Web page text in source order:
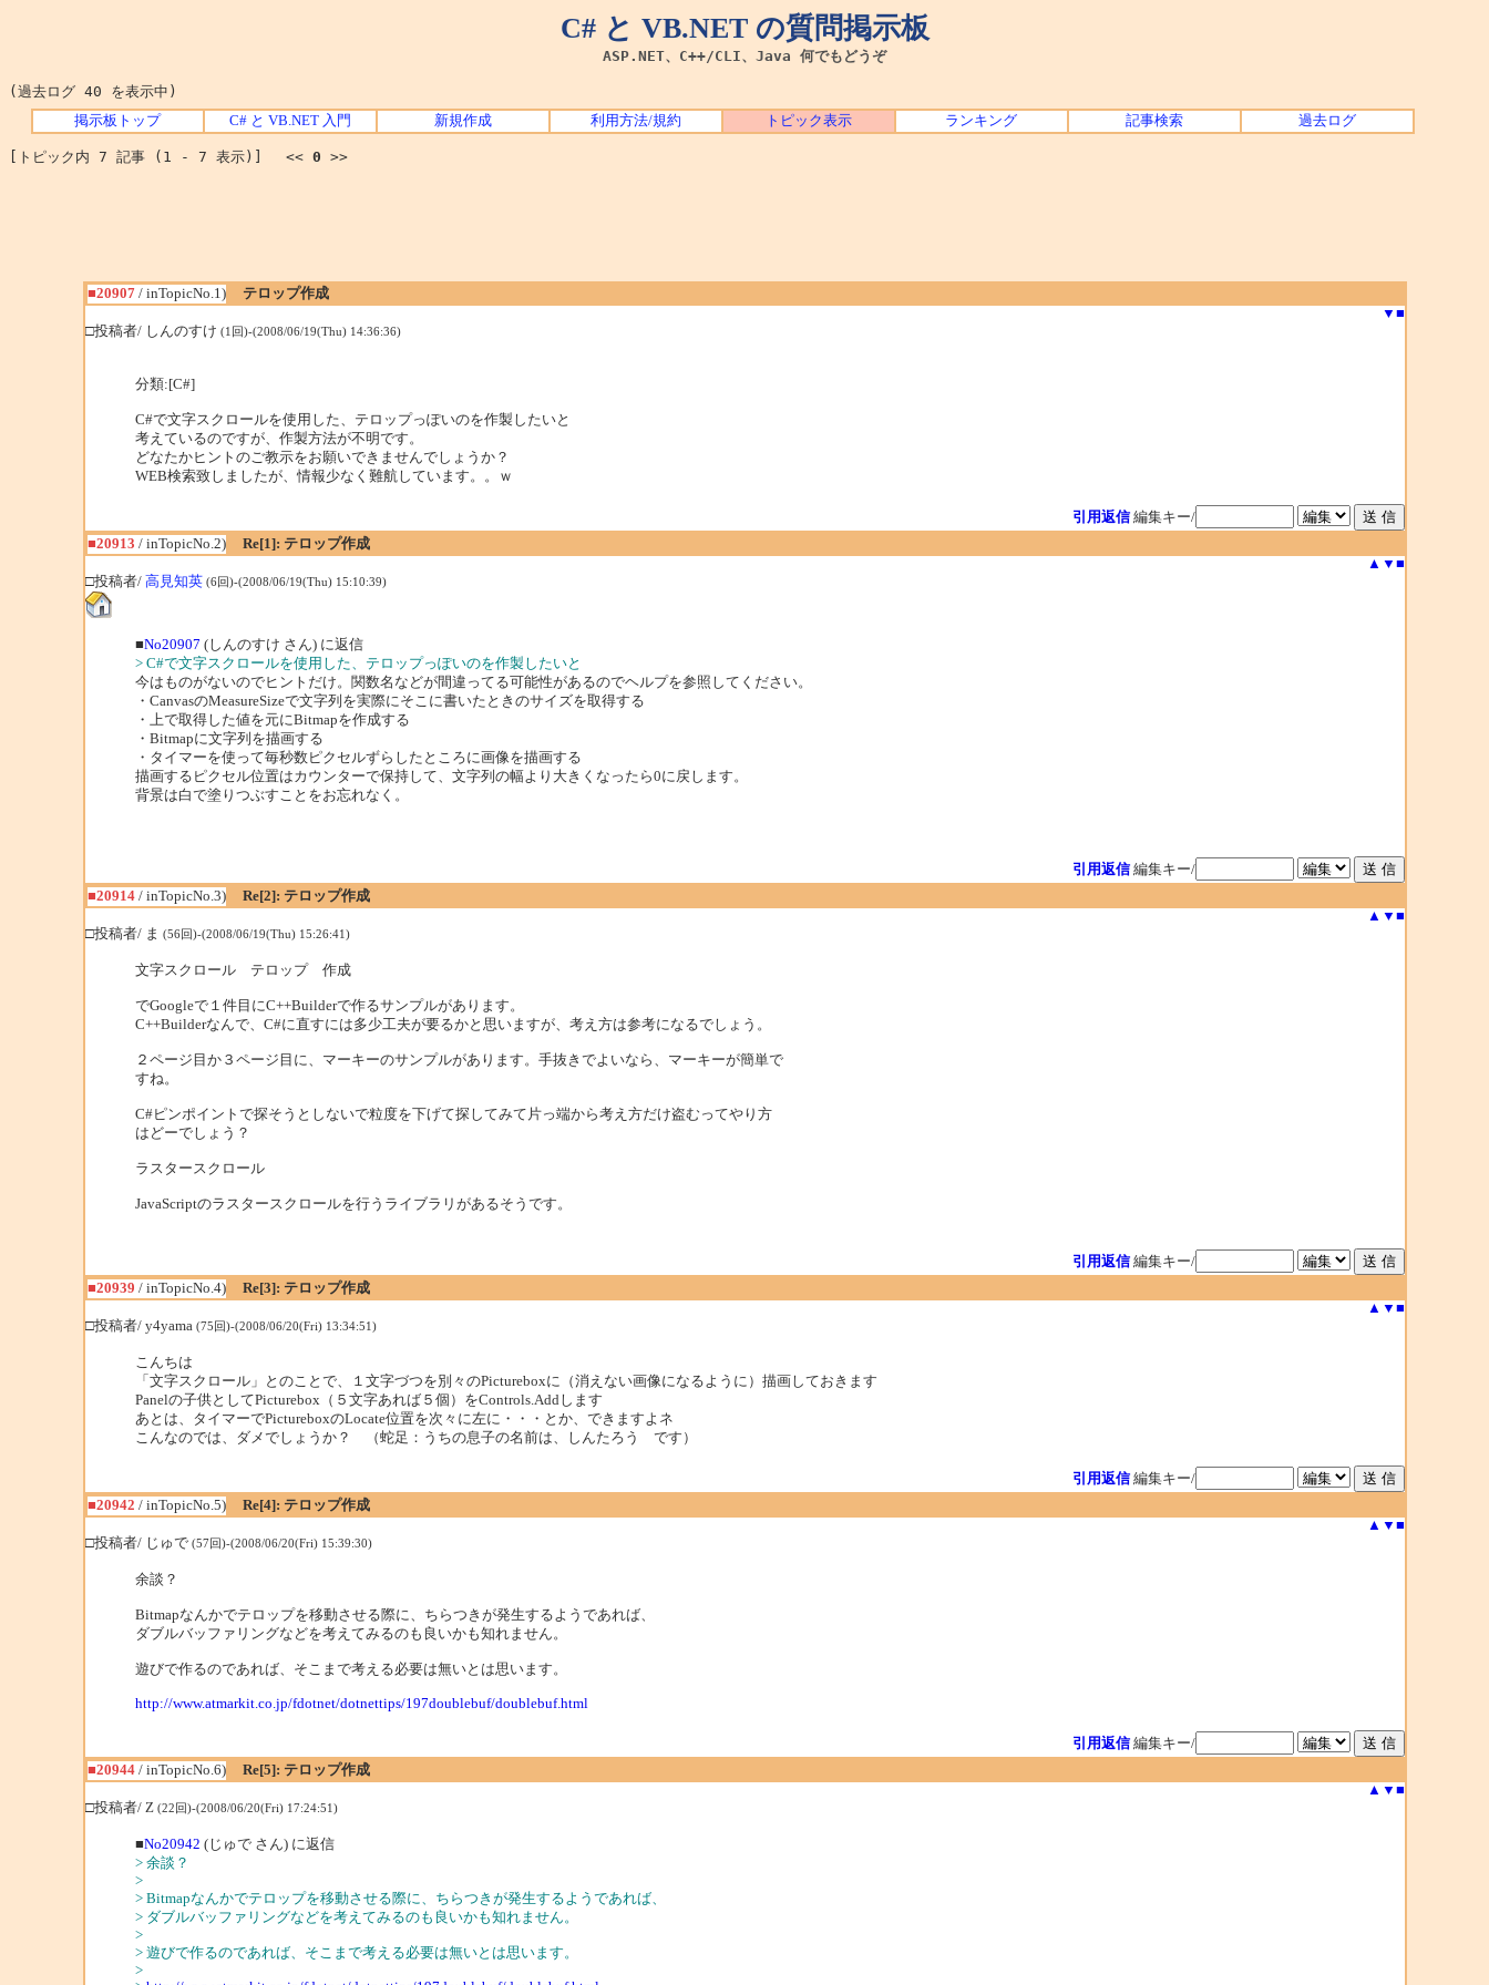
C# と VB.NET の質問掲示板
ASP.NET、C++/CLI、Java 何でもどうぞ
(過去ログ 40 を表示中)
掲示板トップ C# と VB.NET 入門 新規作成 利用方法/規約 トピック表示 ランキング 記事検索 過去ログ
[トピック内 7 記事 (1 - 7 表示)] << 0 >>
■20907/ inTopicNo.1)
テロップ作成
▼ ■
□投稿者/ しんのすけ (1回)-(2008/06/19(Thu) 14:36:36)
分類:[C#]
C#で文字スクロールを使用した、テロップっぽいのを作製したいと
考えているのですが、作製方法が不明です。
どなたかヒントのご教示をお願いできませんでしょうか？
WEB検索致しましたが、情報少なく難航しています。。ｗ
引用返信 編集キー/
■20913 / inTopicNo.2)
Re[1]: テロップ作成
▲ ▼ ■
□投稿者/ 高見知英 (6回)-(2008/06/19(Thu) 15:10:39)
■No20907 (しんのすけ さん) に返信
> C#で文字スクロールを使用した、テロップっぽいのを作製したいと
今はものがないのでヒントだけ。関数名などが間違ってる可能性があるのでヘルプを参照してください。
・CanvasのMeasureSizeで文字列を実際にそこに書いたときのサイズを取得する
・上で取得した値を元にBitmapを作成する
・Bitmapに文字列を描画する
・タイマーを使って毎秒数ピクセルずらしたところに画像を描画する
描画するピクセル位置はカウンターで保持して、文字列の幅より大きくなったら0に戻します。
背景は白で塗りつぶすことをお忘れなく。
引用返信 編集キー/
■20914/ inTopicNo.3)
Re[2]: テロップ作成
▲ ▼ ■
□投稿者/ ま (56回)-(2008/06/19(Thu) 15:26:41)
文字スクロール テロップ 作成
でGoogleで１件目にC++Builderで作るサンプルがあります。
C++Builderなんで、C#に直すには多少工夫が要るかと思いますが、考え方は参考になるでしょう。
２ページ目か３ページ目に、マーキーのサンプルがあります。手抜きでよいなら、マーキーが簡単で
すね。
C#ピンポイントで探そうとしないで粒度を下げて探してみて片っ端から考え方だけ盗むってやり方
はどーでしょう？
ラスタースクロール
JavaScriptのラスタースクロールを行うライブラリがあるそうです。
引用返信 編集キー/
■20939 / inTopicNo.4)
Re[3]: テロップ作成
▲ ▼ ■
□投稿者/ y4yama (75回)-(2008/06/20(Fri) 13:34:51)
こんちは
「文字スクロール」とのことで、１文字づつを別々のPictureboxに（消えない画像になるように）描画しておきます
Panelの子供としてPicturebox（５文字あれば５個）をControls.Addします
あとは、タイマーでPictureboxのLocate位置を次々に左に・・・とか、できますよネ
こんなのでは、ダメでしょうか？ （蛇足：うちの息子の名前は、しんたろう です）
引用返信 編集キー/
■20942 / inTopicNo.5)
Re[4]: テロップ作成
▲ ▼ ■
□投稿者/ じゅで (57回)-(2008/06/20(Fri) 15:39:30)
余談？
Bitmapなんかでテロップを移動させる際に、ちらつきが発生するようであれば、
ダブルバッファリングなどを考えてみるのも良いかも知れません。
遊びで作るのであれば、そこまで考える必要は無いとは思います。
http://www.atmarkit.co.jp/fdotnet/dotnettips/197doublebuf/doublebuf.html
引用返信 編集キー/
■20944/ inTopicNo.6)
Re[5]: テロップ作成
▲ ▼ ■
□投稿者/ Z (22回)-(2008/06/20(Fri) 17:24:51)
■No20942 (じゅで さん) に返信
> 余談？
>
> Bitmapなんかでテロップを移動させる際に、ちらつきが発生するようであれば、
> ダブルバッファリングなどを考えてみるのも良いかも知れません。
>
> 遊びで作るのであれば、そこまで考える必要は無いとは思います。
>